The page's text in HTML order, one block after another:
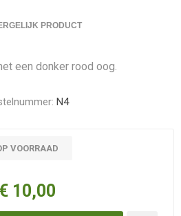
PRODUCT
een donker rood oog.
N4
VOORRAAD
€ 10,00